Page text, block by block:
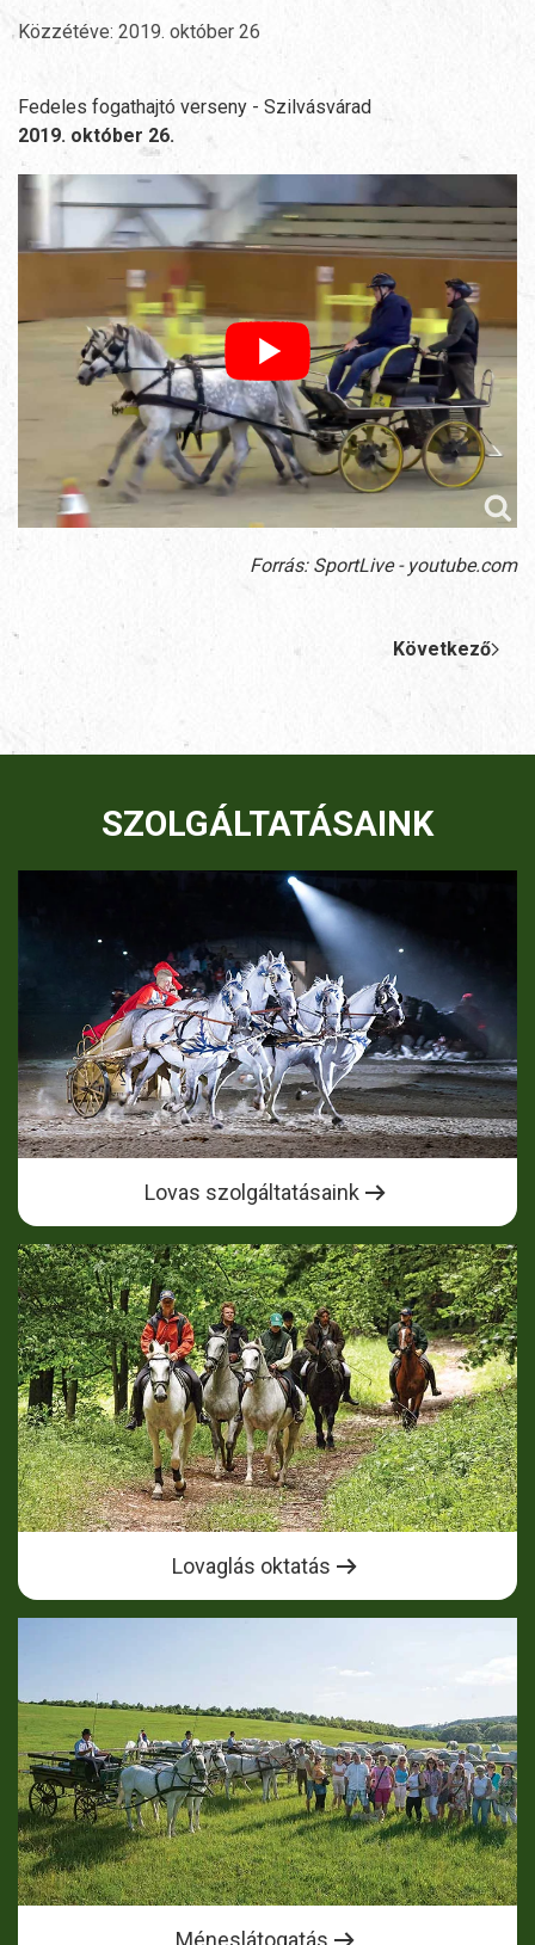
Közzétéve: 2019. október 26
Fedeles fogathajtó verseny - Szilvásvárad
2019. október 26.
Forrás: SportLive - youtube.com
Következő
SZOLGÁLTATÁSAINK
Lovas szolgáltatásaink
Lovaglás oktatás
Méneslátogatás